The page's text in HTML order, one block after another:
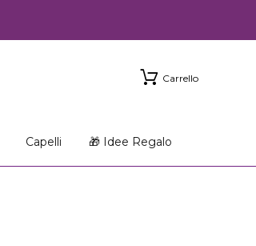
Carrello
Capelli 🎁 Idee Regalo